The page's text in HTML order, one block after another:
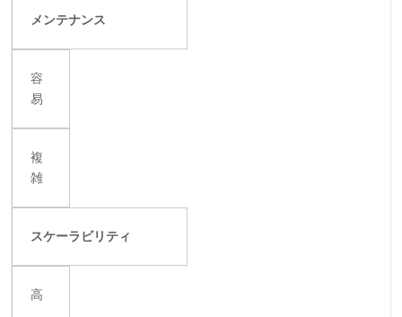
メンテナンス
容
易
複
雑
スケーラビリティ
高